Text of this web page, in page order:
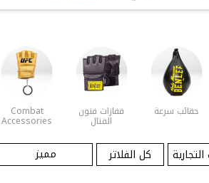
حقائب سرعة قفازات فنون
القتال
المختلطة
Combat
Accessories
كل الفلاتر